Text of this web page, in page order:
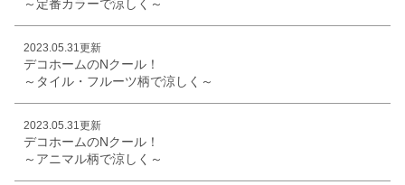
～定番カラーで涼しく～
2023.05.31更新
デコホームのNクール！
～タイル・フルーツ柄で涼しく～
2023.05.31更新
デコホームのNクール！
～アニマル柄で涼しく～